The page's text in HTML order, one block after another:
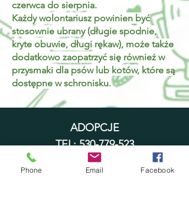
czerwca do sierpnia.
Każdy wolontariusz powinien być
stosownie ubrany (długie spodnie,
kryte obuwie, długi rękaw), może także
dodatkowo zaopatrzyć się również w
przysmaki dla psów lub kotów, które są
dostępne w schronisku.
ADOPCJE
TEL:530-779-523
Pn.-Pt. od 8.00 do 15.00
Dla odwiedzających, schronisko
Phone Email Facebook